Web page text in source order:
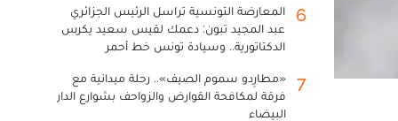
6
المعارضة التونسية تراسل الرئيس الجزائري
عبد المجيد تبون: دعمك لقيس سعيد يكرس
الدكتاتورية.. وسيادة تونس خط أحمر
7
«مطارِدو سموم الصيف».. رحلة ميدانية مع
فرقة لمكافحة القوارض والزواحف بشوارع الدار
البيضاء